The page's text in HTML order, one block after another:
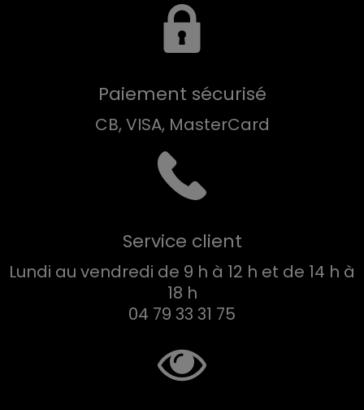
Paiement sécurisé
CB, VISA, MasterCard
Service client
Lundi au vendredi de 9 h à 12 h et de 14 h à
18 h
04 79 33 31 75